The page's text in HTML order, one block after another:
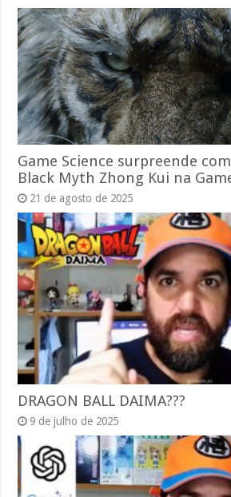
Game Science surpreende
Black Myth Zhong Kui na
21 de agosto de 2025
DRAGON BALL DAIMA???
9 de julho de 2025